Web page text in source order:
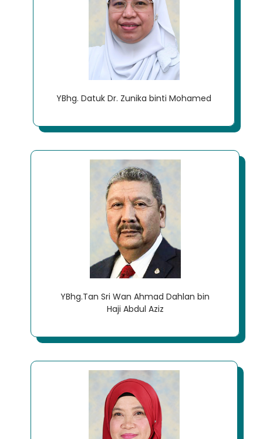
YBhg. Datuk Dr. Zunika binti Mohamed
YBhg.Tan Sri Wan Ahmad Dahlan bin
Haji Abdul Aziz
Loading AiRIS...